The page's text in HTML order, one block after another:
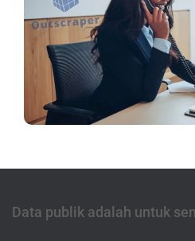
Data publik adalah untuk